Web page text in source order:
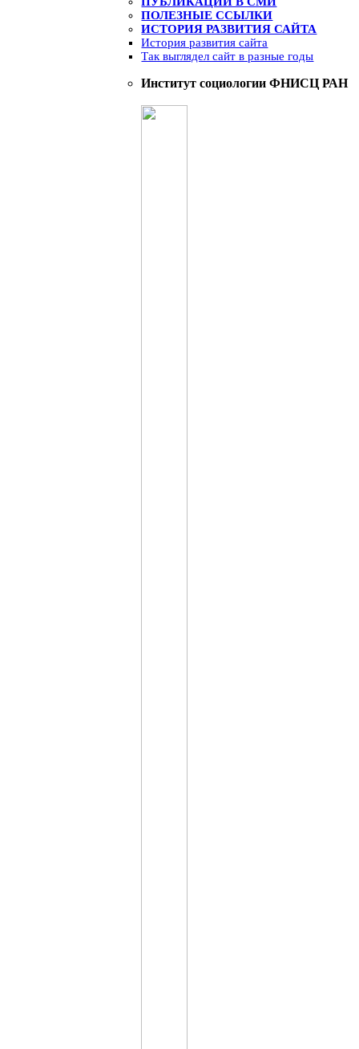
ПОЛЕЗНЫЕ ССЫЛКИ
ИСТОРИЯ РАЗВИТИЯ САЙТА
История развития сайта
Так выглядел сайт в разные годы
Институт социологии ФНИСЦ РАН